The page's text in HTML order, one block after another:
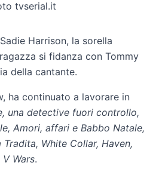
tvserial.it
Harrison, la sorella
si fidanza con Tommy
della cantante.
ha continuato a lavorare in
una detective fuori controllo,
Amori, affari e Babbo Natale,
White Collar, Haven,
V Wars.